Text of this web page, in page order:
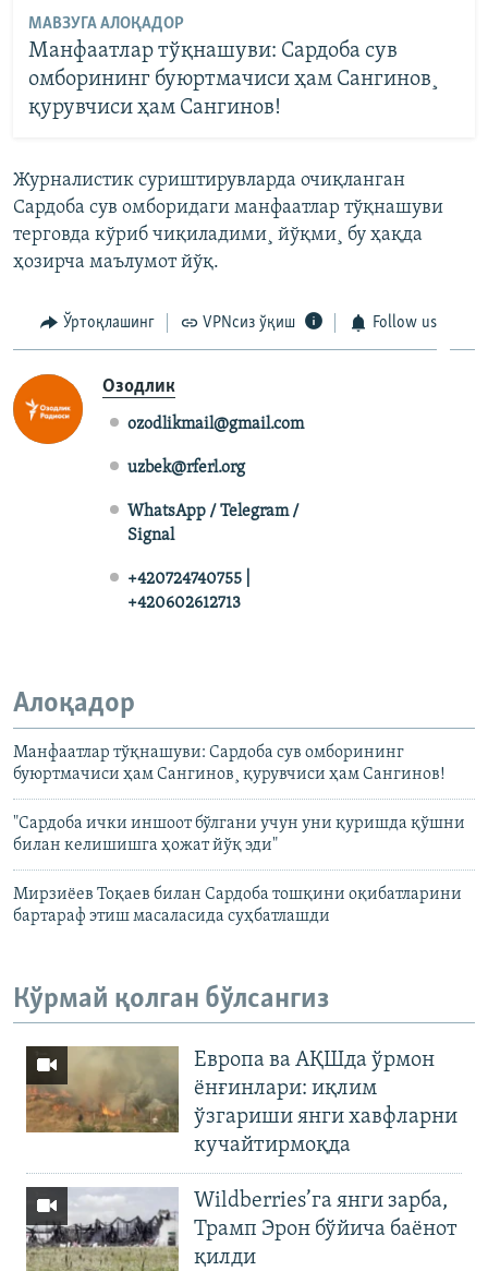
МАВЗУГА АЛОҚАДОР
Манфаатлар тўқнашуви: Сардоба сув
омборининг буюртмачиси ҳам Сангинов¸
қурувчиси ҳам Сангинов!
Журналистик суриштирувларда очиқланган
Сардоба сув омборидаги манфаатлар тўқнашуви
терговда кўриб чиқиладими¸ йўқми¸ бу ҳақда
ҳозирча маълумот йўқ.
Ўртоқлашинг VPNсиз ўқиш Follow us
Озодлик
ozodlikmail@gmail.com
uzbek@rferl.org
WhatsApp / Telegram /
Signal
+420724740755 |
+420602612713
Алоқадор
Манфаатлар тўқнашуви: Сардоба сув омборининг
буюртмачиси ҳам Сангинов¸ қурувчиси ҳам Сангинов!
"Сардоба ички иншоот бўлгани учун уни қуришда қўшни
билан келишишга ҳожат йўқ эди"
Мирзиёев Тоқаев билан Сардоба тошқини оқибатларини
бартараф этиш масаласида суҳбатлашди
Кўрмай қолган бўлсангиз
Европа ва АҚШда ўрмон
ёнғинлари: иқлим
ўзгариши янги хавфларни
кучайтирмоқда
Wildberries’га янги зарба,
Трамп Эрон бўйича баёнот
қилди